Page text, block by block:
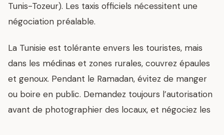
Tunis-Tozeur). Les taxis officiels nécessitent une
négociation préalable.
La Tunisie est tolérante envers les touristes, mais
dans les médinas et zones rurales, couvrez épaules
et genoux. Pendant le Ramadan, évitez de manger
ou boire en public. Demandez toujours l’autorisation
avant de photographier des locaux, et négociez les